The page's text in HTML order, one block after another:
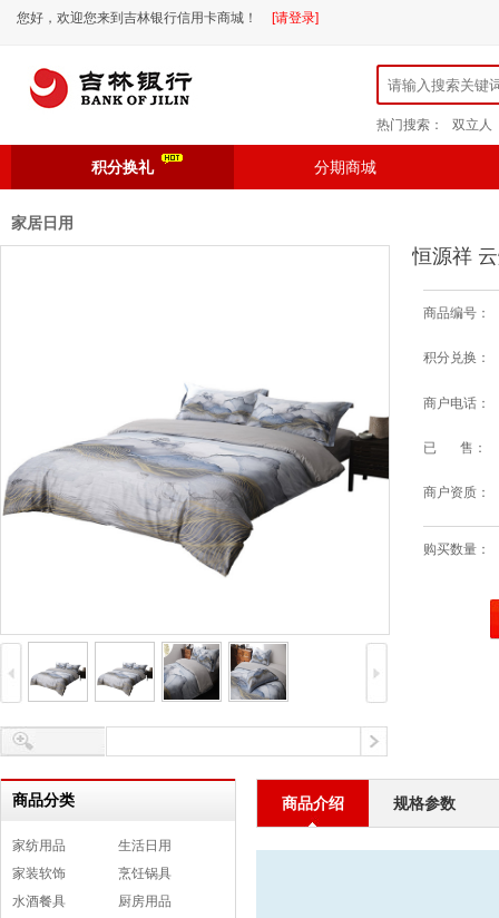
您好，欢迎您来到吉林银行信用卡商城！ [请登录]
热门搜索： 双立人
积分换礼 分期商城
家居日用
恒源祥
商品编号：
积分兑换：
商户电话：
已 售：
商户资质：
购买数量：
商品分类
家纺用品
生活日用
家装软饰
烹饪锅具
水酒餐具
厨房用品
商品介绍 规格参数